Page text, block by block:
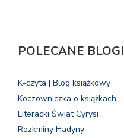
POLECANE BLOGI
K-czyta | Blog książkowy
Koczowniczka o książkach
Literacki Świat Cyrysi
Rozkminy Hadyny